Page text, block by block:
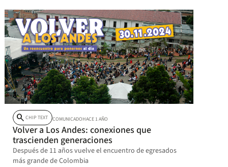
searchCHIP TEXT COMUNICADOHACE 1 AÑO
Volver a Los Andes: conexiones que
trascienden generaciones
Después de 11 años vuelve el encuentro de egresados
más grande de Colombia